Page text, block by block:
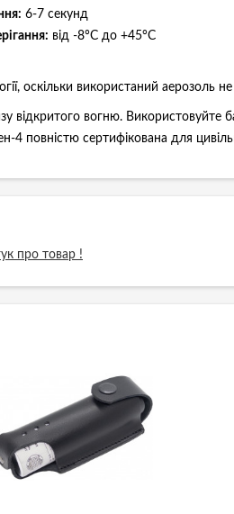
6-7 секунд
від -8°C до +45°C
оскільки використаний аерозоль
відкритого вогню.
4 повністю сертифікована для
про товар !